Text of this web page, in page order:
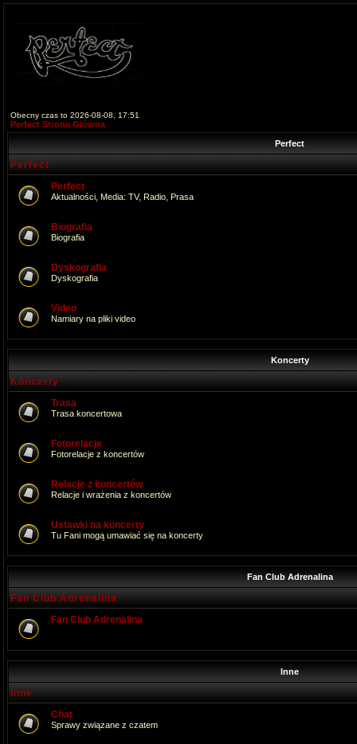
Obecny czas to 2026-08-08, 17:51
Perfect Strona Główna
Perfect
Perfect
Perfect
Aktualności, Media: TV, Radio, Prasa
Biografia
Biografia
Dyskografia
Dyskografia
Video
Namiary na pliki video
Koncerty
Koncerty
Trasa
Trasa koncertowa
Fotorelacje
Fotorelacje z koncertów
Relacje z koncertów
Relacje i wrażenia z koncertów
Ustawki na koncerty
Tu Fani mogą umawiać się na koncerty
Fan Club Adrenalina
Fan Club Adrenalina
Fan Club Adrenalina
Inne
Inne
Chat
Sprawy związane z czatem